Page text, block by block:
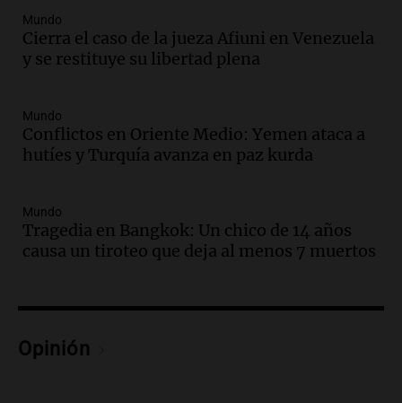
Audio.
descuentos de salarios de hasta 700.000
pesos, denuncia sindicato
Audio. Brutal asalto en Concepción:
anciano de 88 años golpeado para
robarle un millón de pesos
Episodios
Audio.Rechazaron el pedido de Facundo
Moyano para levantar la perimetral
Episodios
Audio.
por el ICE, obtuvo la libertad bajo fianza
Mundo
Cierra el caso de la jueza Afiuni en Venezuela
y se restituye su libertad plena
Mundo
Conflictos en Oriente Medio: Yemen ataca a
hutíes y Turquía avanza en paz kurda
Mundo
Tragedia en Bangkok: Un chico de 14 años
causa un tiroteo que deja al menos 7 muertos
Opinión